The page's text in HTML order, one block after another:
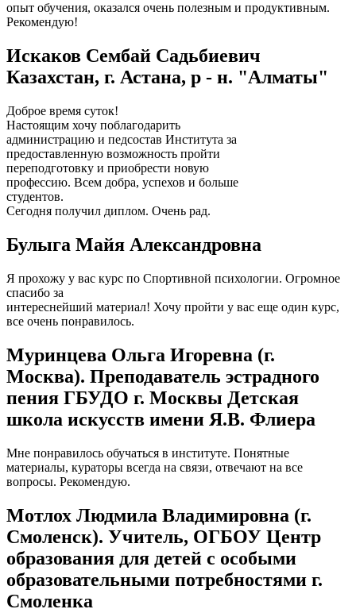
опыт обучения, оказался очень полезным и продуктивным.
Рекомендую!
Искаков Сембай Садьбиевич
Казахстан, г. Астана, р - н. "Алматы"
Доброе время суток!
Настоящим хочу поблагодарить
администрацию и педсостав Института за
предоставленную возможность пройти
переподготовку и приобрести новую
профессию. Всем добра, успехов и больше
студентов.
Сегодня получил диплом. Очень рад.
Булыга Майя Александровна
Я прохожу у вас курс по Спортивной психологии. Огромное
спасибо за
интереснейший материал! Хочу пройти у вас еще один курс,
все очень понравилось.
Муринцева Ольга Игоревна (г.
Москва). Преподаватель эстрадного
пения ГБУДО г. Москвы Детская
школа искусств имени Я.В. Флиера
Мне понравилось обучаться в институте. Понятные
материалы, кураторы всегда на связи, отвечают на все
вопросы. Рекомендую.
Мотлох Людмила Владимировна (г.
Смоленск). Учитель, ОГБОУ Центр
образования для детей с особыми
образовательными потребностями г.
Смоленка